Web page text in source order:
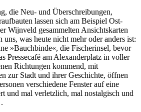
die Neu- und Überschreibungen,
lassen sich am Beispiel Ost-
Wijnveld gesammelten Ansichtskarten
uns, was heute nicht mehr oder anders ist:
»Bauchbinde«, die Fischerinsel, bevor
Pressecafé am Alexanderplatz in voller
Richtungen kommend, mit
zur Stadt und ihrer Geschichte, öffnen
verschiedene Fenster auf eine
und mal verletzlich, mal nostalgisch und